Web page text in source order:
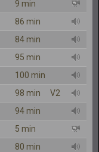
9 min
86 min
84 min
95 min
100 min
98 min
V2
94 min
5 min
80 min